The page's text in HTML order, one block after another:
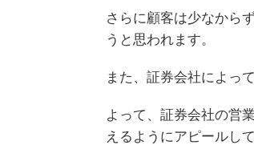
さらに顧客は少なから
うと思われます。
また、証券会社によっ
よって、証券会社の営
えるようにアピールし